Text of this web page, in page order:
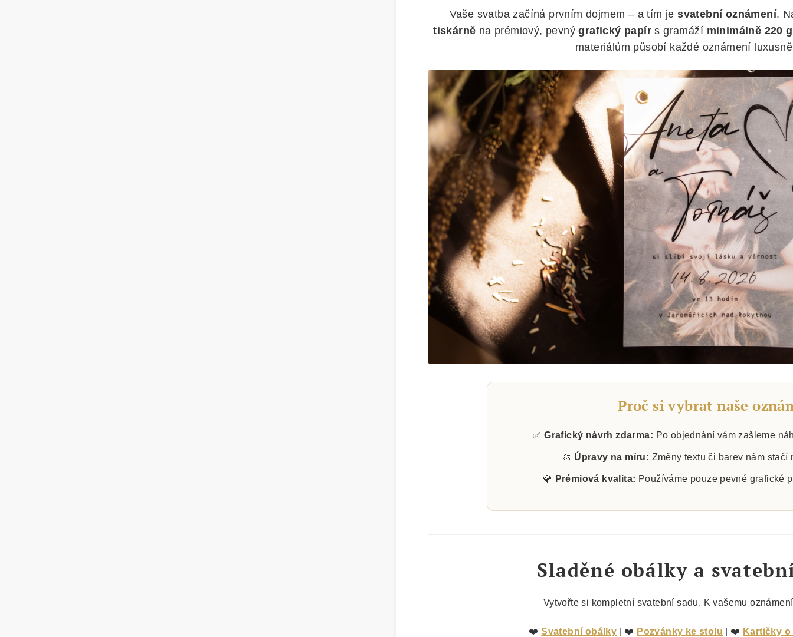
Vaše svatba začíná prvním dojmem – a tím jesvatební oznámení.
tiskárně na prémiový, pevnýgrafický papír s gramáží minimálně 220
materiálům působí každé oznámení
Proč si vybrat naše
✅Grafický návrh zdarma: Po objednání vám zašleme
🎨 Úpravy na míru: Změny textu či barev nám stačí
💎 Prémiová kvalita: Používáme pouze pevné grafické
Sladěné obálky a
Vytvořte si kompletní svatební sadu. K vašemu
❤️Svatební obálky | ❤️ Pozvánky ke stolu | ❤️ Kartičky